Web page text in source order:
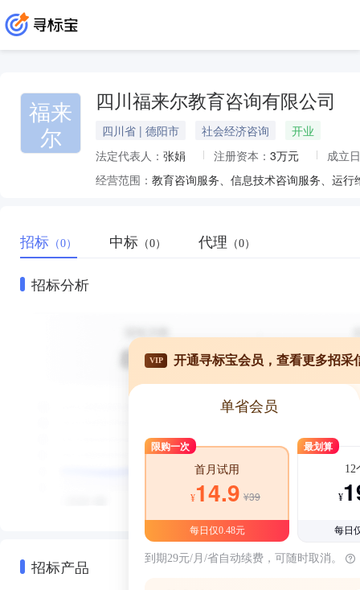
福来
尔
四川福来尔教育咨询有限公司
四川省 | 德阳市 社会经济咨询
开业
法定代表人： 张娟 注册资本： 3万元
成立
经营范围：
招标 （0） 中标 （0） 代理 （0）
招标分析
招标产品
VIP 开通寻标宝会员，查看更多招采
单省会员
限购一次
首月试用
¥14.9 ¥39
每日仅0.48元
最划算
12
¥
每日
到期29元/月/省自动续费，可随时取消。